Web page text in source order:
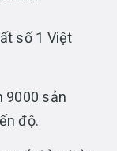
số 1 Việt
9000 sản
độ.